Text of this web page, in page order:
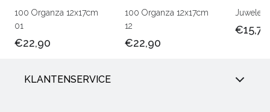
100 Organza 12x17cm
01
€22,90
100 Organza 12x17cm
12
€22,90
€15,75
KLANTENSERVICE